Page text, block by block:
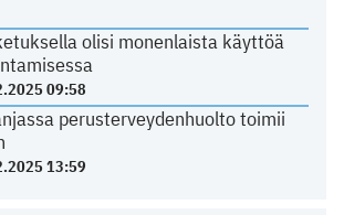
olisi monenlaista käyttöä
09:58
perusterveydenhuolto toimii
13:59